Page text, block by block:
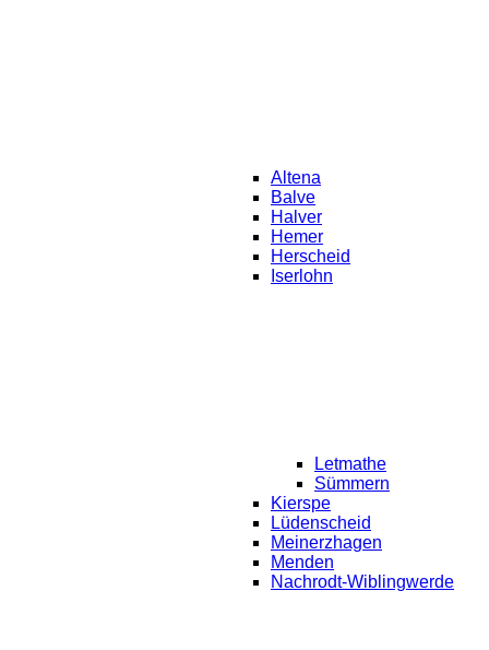
Altena
Balve
Halver
Hemer
Herscheid
Iserlohn
Letmathe
Sümmern
Kierspe
Lüdenscheid
Meinerzhagen
Menden
Nachrodt-Wiblingwerde